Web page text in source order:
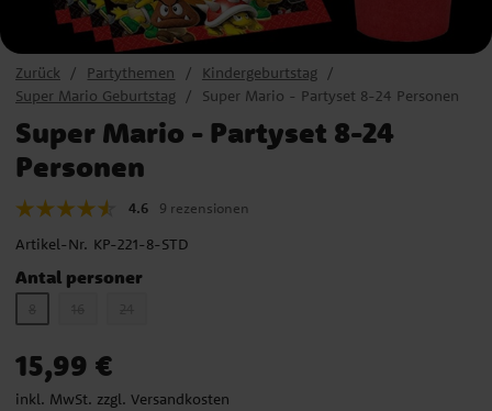
Zurück Partythemen
Kindergeburtstag
Super Mario Geburtstag
Super Mario - Partyset 8-24 Personen
Super Mario - Partyset 8-24
Personen
4.6 9 rezensionen
Artikel-Nr. KP-221-8-STD
Antal personer
Preis :15,99 €
15,99 €
inkl. MwSt. zzgl. Versandkosten